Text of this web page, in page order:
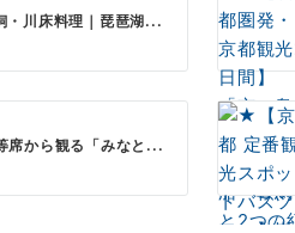
・川床料理｜琵琶湖...
席から観る「みなと...